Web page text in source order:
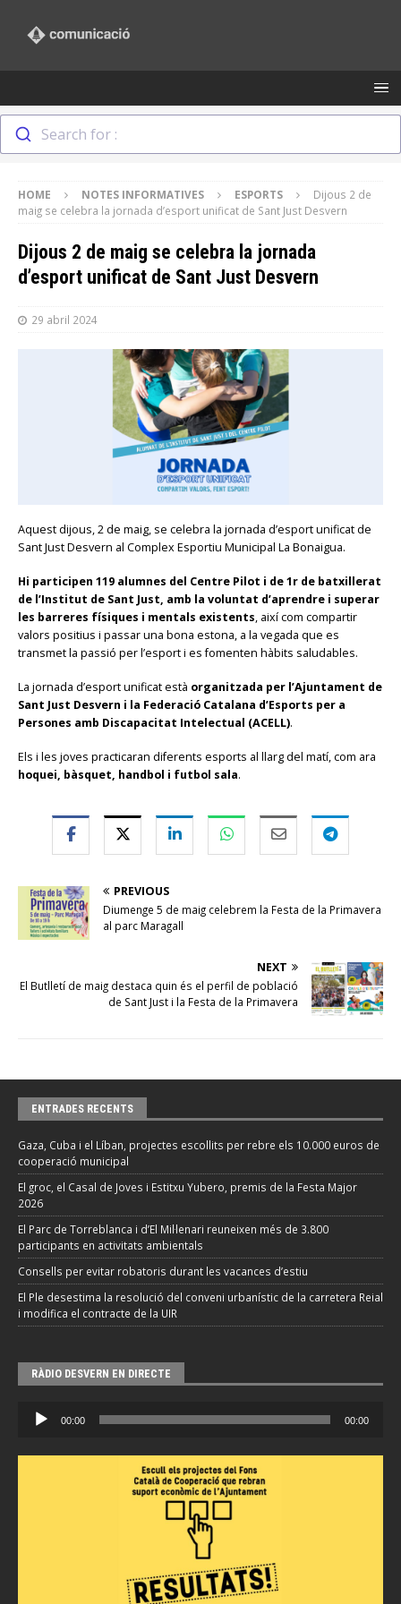
Search for :
HOME NOTES INFORMATIVES ESPORTS
Dijous 2 de
maig se celebra la jornada d’esport unificat de Sant Just Desvern
Dijous 2 de maig se celebra la jornada
d’esport unificat de Sant Just Desvern
29 abril 2024
Aquest dijous, 2 de maig, se celebra la jornada d’esport unificat de
Sant Just Desvern al Complex Esportiu Municipal La Bonaigua.
Hi participen 119 alumnes del Centre Pilot i de 1r de batxillerat
de l’Institut de Sant Just, amb la voluntat d’aprendre i superar
les barreres físiques i mentals existents, així com compartir
valors positius i passar una bona estona, a la vegada que es
transmet la passió per l’esport i es fomenten hàbits saludables.
La jornada d’esport unificat està organitzada per l’Ajuntament de
Sant Just Desvern i la Federació Catalana d’Esports per a
Persones amb Discapacitat Intelectual (ACELL).
Els i les joves practicaran diferents esports al llarg del matí, com ara
hoquei, bàsquet, handbol i futbol sala.
PREVIOUS
Diumenge 5 de maig celebrem la Festa de la Primavera
al parc Maragall
NEXT
El Butlletí de maig destaca quin és el perfil de població
de Sant Just i la Festa de la Primavera
ENTRADES RECENTS
Gaza, Cuba i el Líban, projectes escollits per rebre els 10.000 euros de
cooperació municipal
El groc, el Casal de Joves i Estitxu Yubero, premis de la Festa Major
2026
El Parc de Torreblanca i d’El Mil·lenari reuneixen més de 3.800
participants en activitats ambientals
Consells per evitar robatoris durant les vacances d’estiu
El Ple desestima la resolució del conveni urbanístic de la carretera Reial
i modifica el contracte de la UIR
RÀDIO DESVERN EN DIRECTE
Reproductor
d'àudio
00:00 00:00